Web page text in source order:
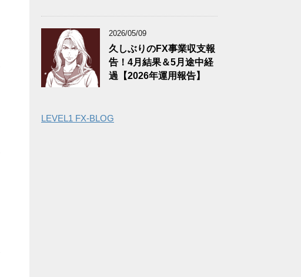
2026/05/09
久しぶりのFX事業収支報
告！4月結果＆5月途中経
過【2026年運用報告】
LEVEL1 FX-BLOG